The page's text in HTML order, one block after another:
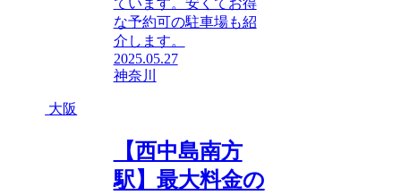
な予約可の駐車場も紹
介します。
2025.05.27
神奈川
大阪
【西中島南方
駅】最大料金の